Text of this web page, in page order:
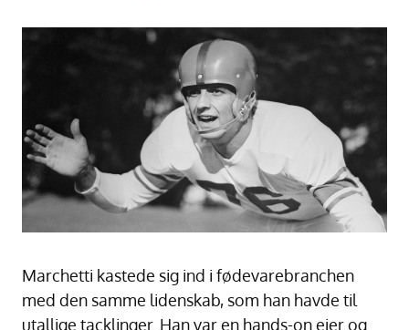
Marchetti kastede sig ind i fødevarebranchen
med den samme lidenskab, som han havde til
utallige tacklinger. Han var en hands-on ejer og